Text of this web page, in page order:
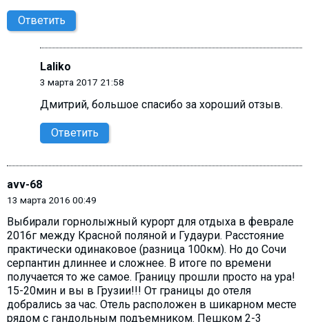
Ответить
Laliko
3 марта 2017 21:58
Дмитрий, большое спасибо за хороший отзыв.
Ответить
avv-68
13 марта 2016 00:49
Выбирали горнолыжный курорт для отдыха в феврале
2016г между Красной поляной и Гудаури. Расстояние
практически одинаковое (разница 100км). Но до Сочи
серпантин длиннее и сложнее. В итоге по времени
получается то же самое. Границу прошли просто на ура!
15-20мин и вы в Грузии!!! От границы до отеля
добрались за час. Отель расположен в шикарном месте
рядом с гандольным подъемником. Пешком 2-3